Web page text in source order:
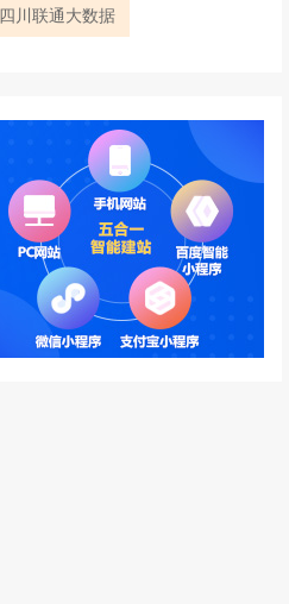
四川联通大数据